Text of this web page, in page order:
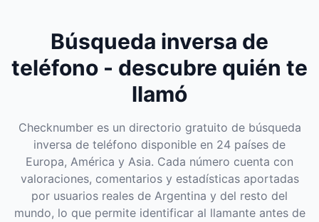
Búsqueda inversa de
teléfono - descubre quién te
llamó
Checknumber es un directorio gratuito de búsqueda
inversa de teléfono disponible en 24 países de
Europa, América y Asia. Cada número cuenta con
valoraciones, comentarios y estadísticas aportadas
por usuarios reales de Argentina y del resto del
mundo, lo que permite identificar al llamante antes de